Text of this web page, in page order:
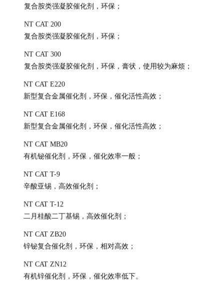
复合胺类强凝胶催化剂，环保；
NT CAT 200
复合胺类强凝胶催化剂，环保；
NT CAT 300
复合胺类强凝胶催化剂，环保，膏状，使用较为麻烦；
NT CAT E220
新型复合金属催化剂，环保，催化活性高效；
NT CAT E168
新型复合金属催化剂，环保，催化活性高效；
NT CAT MB20
有机铋催化剂，环保，催化效率一般；
NT CAT T-9
辛酸亚锡，高效催化剂；
NT CAT T-12
二月桂酸二丁基锡，高效催化剂；
NT CAT ZB20
锌铋复合催化剂，环保，相对高效；
NT CAT ZN12
有机锌催化剂，环保，催化效率低下。